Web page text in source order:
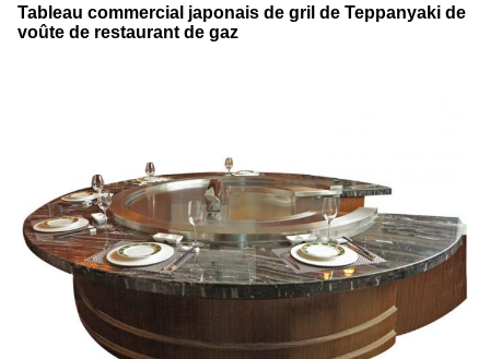
Tableau commercial japonais de gril de Teppanyaki de
voûte de restaurant de gaz